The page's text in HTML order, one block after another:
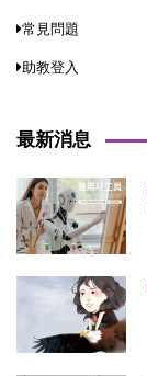
常見問題
助教登入
最新消息